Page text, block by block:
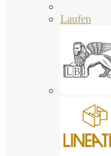
Laufen